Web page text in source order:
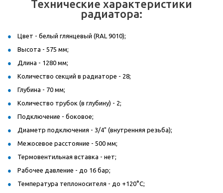
Технические характеристики
радиатора:
Цвет - белый глянцевый (RAL 9010);
Высота - 575 мм;
Длина - 1280 мм;
Количество секций в радиаторе - 28;
Глубина - 70 мм;
Количество трубок (в глубину) - 2;
Подключение - боковое;
Диаметр подключения - 3/4" (внутренняя резьба);
Межосевое расстояние - 500 мм;
Термовентильная вставка - нет;
Рабочее давление - до 16 бар;
Температура теплоносителя - до +120°C;